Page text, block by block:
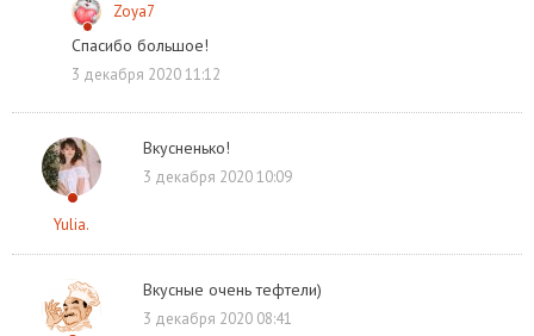
Zoya7
Спасибо большое!
3 декабря 2020 11:12
Yulia.
Вкусненько!
3 декабря 2020 10:09
Вкусные очень тефтели)
3 декабря 2020 08:41